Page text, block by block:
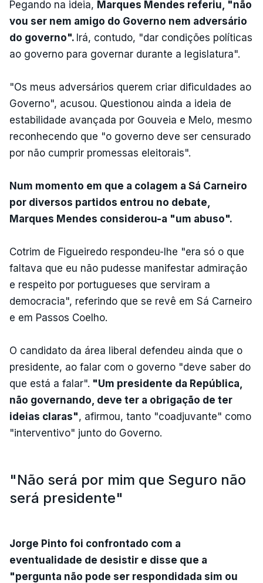
Pegando na ideia, Marques Mendes referiu, "não
vou ser nem amigo do Governo nem adversário
do governo". Irá, contudo, "dar condições políticas
ao governo para governar durante a legislatura".
"Os meus adversários querem criar dificuldades ao
Governo", acusou. Questionou ainda a ideia de
estabilidade avançada por Gouveia e Melo, mesmo
reconhecendo que "o governo deve ser censurado
por não cumprir promessas eleitorais".
Num momento em que a colagem a Sá Carneiro
por diversos partidos entrou no debate,
Marques Mendes considerou-a "um abuso".
Cotrim de Figueiredo respondeu-lhe "era só o que
faltava que eu não pudesse manifestar admiração
e respeito por portugueses que serviram a
democracia", referindo que se revê em Sá Carneiro
e em Passos Coelho.
O candidato da área liberal defendeu ainda que o
presidente, ao falar com o governo "deve saber do
que está a falar". "Um presidente da República,
não governando, deve ter a obrigação de ter
ideias claras", afirmou, tanto "coadjuvante" como
"interventivo" junto do Governo.
"Não será por mim que Seguro não
será presidente"
Jorge Pinto foi confrontado com a
eventualidade de desistir e disse que a
"pergunta não pode ser respondidada sim ou